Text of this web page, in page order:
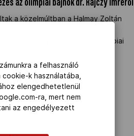
az olimpiai bajnok dr. Rajczy Imréről
a közelmúltban a Halmay Zoltán
dr. Rajczy Imre kardvívó olimpiai
a felhasználó
k használatába,
elengedhetetlenül
ra, mert nem
az engedélyezett